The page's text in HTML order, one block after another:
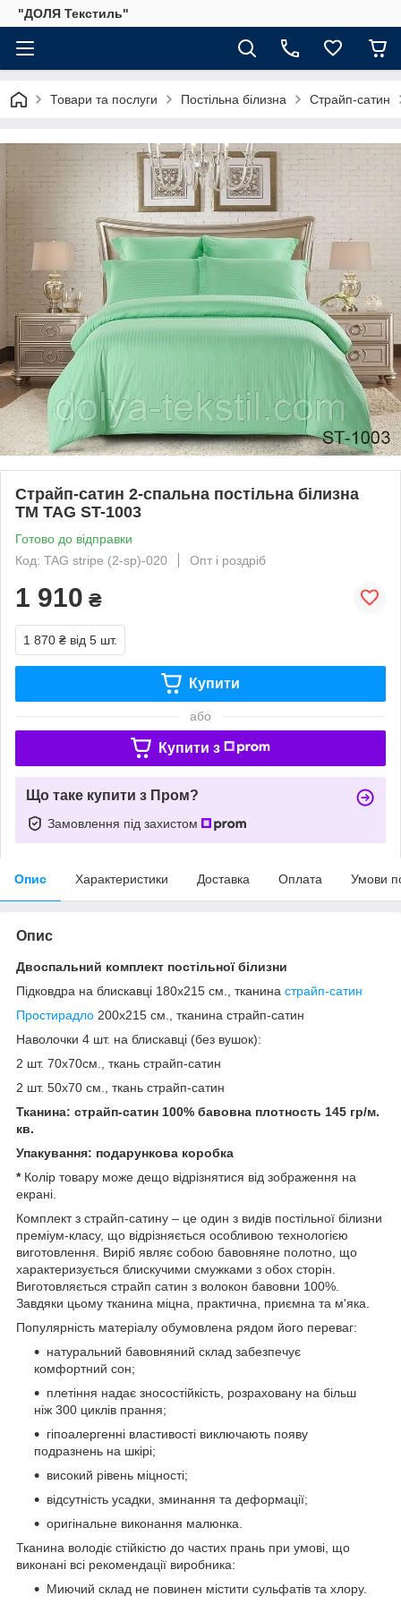
"ДОЛЯ Текстиль"
Товари та послуги Постільна білизна Страйп-сатин
Страйп-сатин 2-спальна постільна білизна
ТМ TAG ST-1003
Готово до відправки
Код: TAG stripe (2-sp)-020
Опт і роздріб
1 910 ₴
1 870 ₴ від 5 шт.
Купити
або
Купити з
Що таке купити з Пром?
Замовлення під захистом
Опис Характеристики Доставка Оплата Умови
Опис
Двоспальний комплект постільної білизни
Підковдра на блискавці 180x215 см., тканина страйп-сатин
Простирадло 200x215 см., тканина страйп-сатин
Наволочки 4 шт. на блискавці (без вушок):
2 шт. 70х70см., ткань страйп-сатин
2 шт. 50х70 см., ткань страйп-сатин
Тканина: страйп-сатин 100% бавовна плотность 145 гр/м.
кв.
Упакування: подарункова коробка
* Колір товару може дещо відрізнятися від зображення на
екрані.
Комплект з страйп-сатину – це один з видів постільної білизни
преміум-класу, що відрізняється особливою технологією
виготовлення. Виріб являє собою бавовняне полотно, що
характеризується блискучими смужками з обох сторін.
Виготовляється страйп сатин з волокон бавовни 100%.
Завдяки цьому тканина міцна, практична, приємна та м'яка.
Популярність матеріалу обумовлена рядом його переваг:
натуральний бавовняний склад забезпечує
комфортний сон;
плетіння надає зносостійкість, розраховану на більш
ніж 300 циклів прання;
гіпоалергенні властивості виключають появу
подразнень на шкірі;
високий рівень міцності;
відсутність усадки, зминання та деформації;
оригінальне виконання малюнка.
Тканина володіє стійкістю до частих прань при умові, що
виконані всі рекомендації виробника:
Миючий склад не повинен містити сульфатів та хлору.